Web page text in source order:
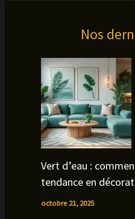
Nos
Vert d’eau :
tendance en
octobre 21, 2025